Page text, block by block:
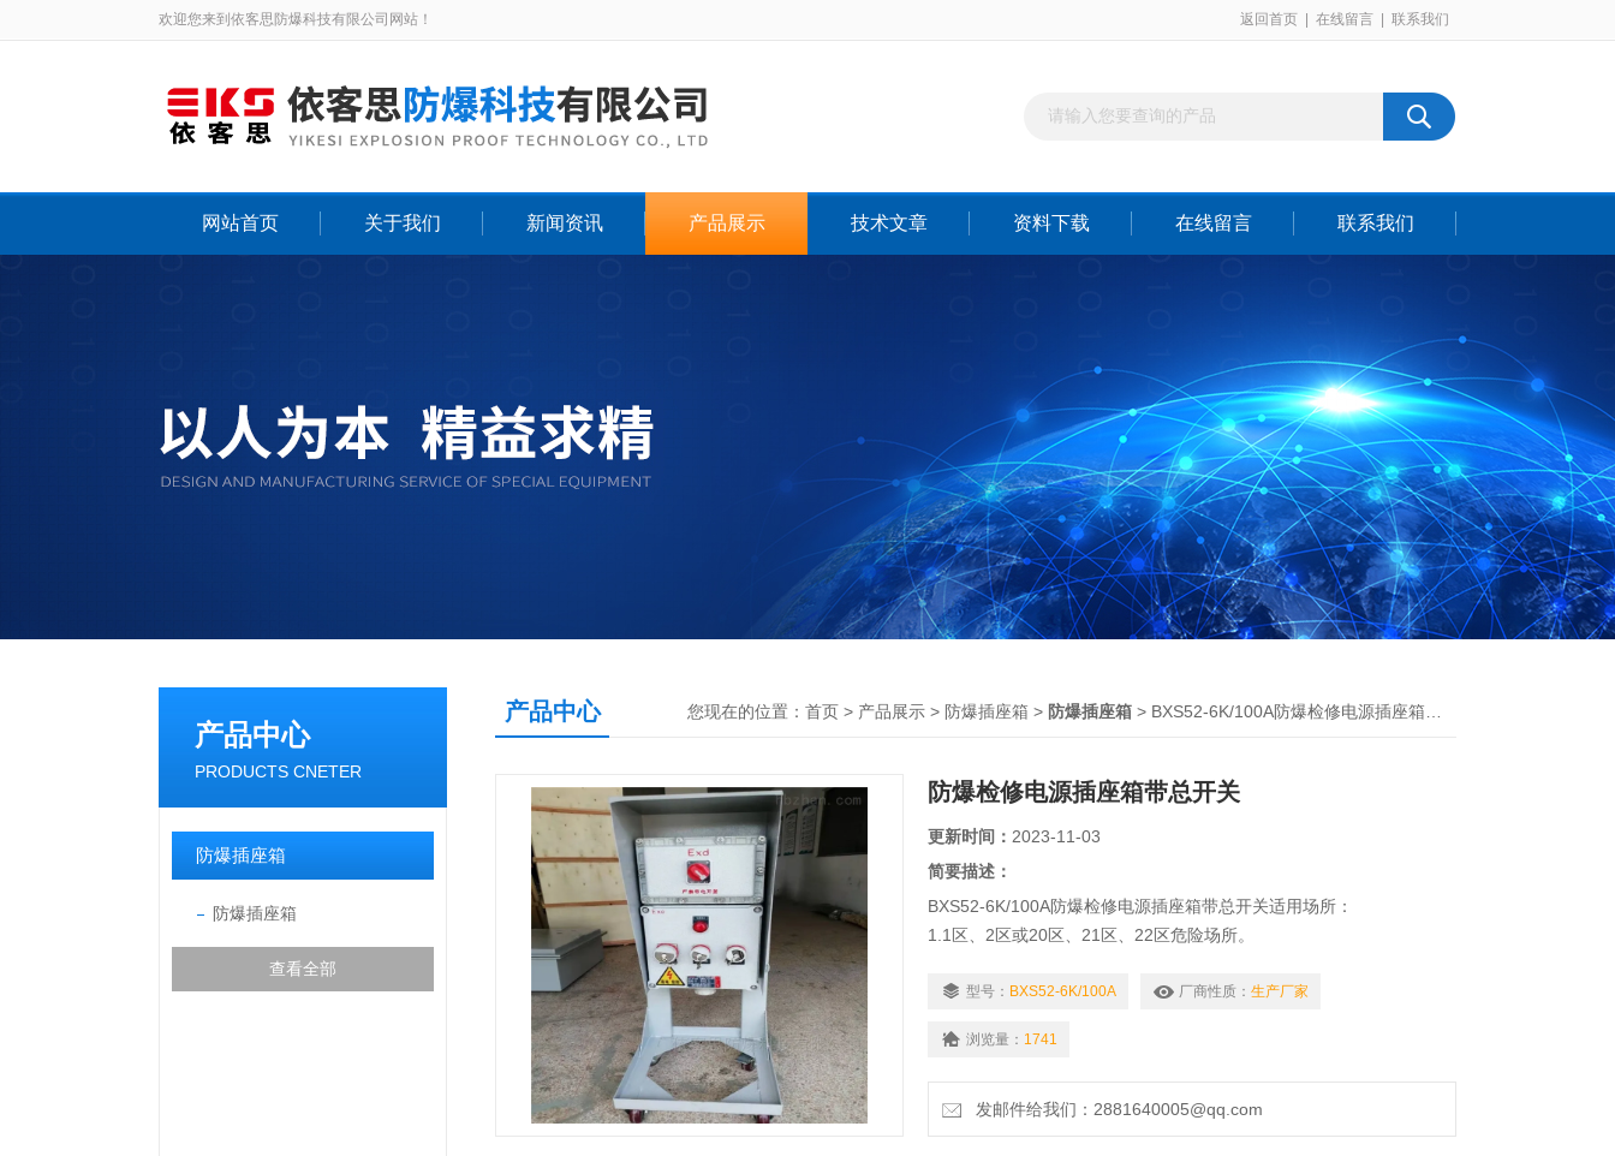
欢迎您来到依客思防爆科技有限公司网站！ 返回首页 在线留言 联系我们
网站首页 关于我们 新闻资讯 产品展示 技术文章 资料下载 在线留言 联系我们
产品中心
PRODUCTS CNETER
防爆插座箱
防爆插座箱
查看全部
产品中心 您现在的位置： 首页 > 产品展示 > 防爆插座箱 > 防爆插座箱 > BXS52-6K/100A防爆检修电源插座箱带总开关
防爆检修电源插座箱带总开关
更新时间： 2023-11-03
简要描述：
BXS52-6K/100A防爆检修电源插座箱带总开关适用场所：
1.1区、2区或20区、21区、22区危险场所。
3.户内（IP54），户外（IP65）。
型号： BXS52-6K/100A 厂商性质： 生产厂家
浏览量： 1741
发邮件给我们：2881640005@qq.com